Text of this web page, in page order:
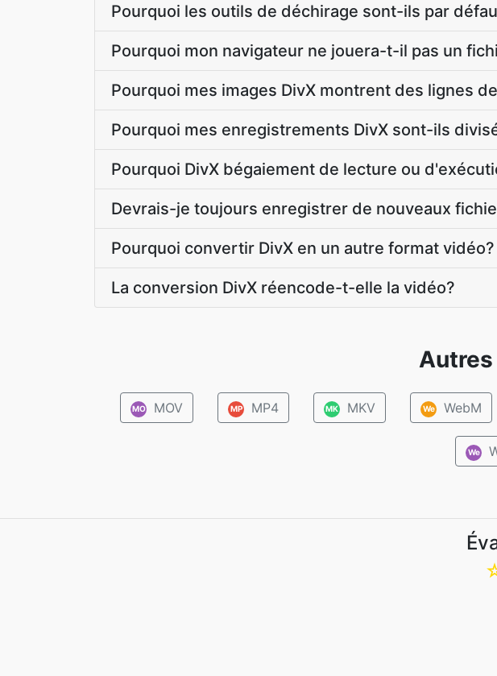
Pourquoi les outils de déchirage sont-ils par
Pourquoi mon navigateur ne jouera-t-il pas un
Pourquoi mes images DivX montrent des lignes
Pourquoi mes enregistrements DivX sont-ils
Pourquoi DivX bégaiement de lecture ou
Devrais-je toujours enregistrer de nouveaux
Pourquoi convertir DivX en un autre format vidéo?
La conversion DivX réencode-t-elle la vidéo?
MO MOV MP MP4 MK MKV We WebM
We